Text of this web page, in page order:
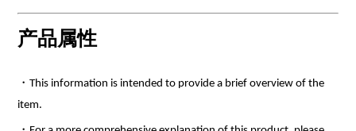
产品属性
・This information is intended to provide a brief overview of the
item.